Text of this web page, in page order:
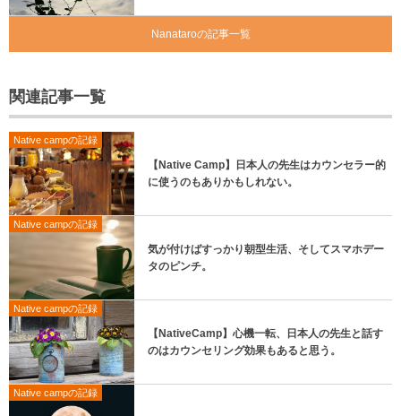
Nanataroの記事一覧
関連記事一覧
Native campの記録
【Native Camp】日本人の先生はカウンセラー的
に使うのもありかもしれない。
Native campの記録
気が付けばすっかり朝型生活、そしてスマホデー
タのピンチ。
Native campの記録
【NativeCamp】心機一転、日本人の先生と話す
のはカウンセリング効果もあると思う。
Native campの記録